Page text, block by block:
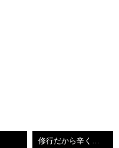
修行だから辛くて当たり前